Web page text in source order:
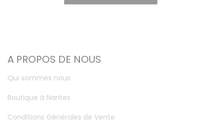
A PROPOS DE NOUS
Qui sommes nous
Boutique à Nantes
Conditions Générales de Vente